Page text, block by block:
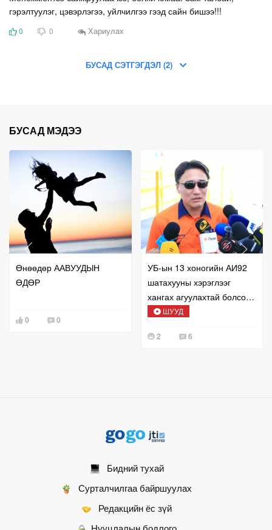
гэрэлтуулэг, цэвэрлэгээ, уйлчилгээ гээд сайн бишээ!!!
0 0 Хариулах
БУСАД СЭТГЭГДЭЛ (2)
БУСАД МЭДЭЭ
Өнөөдөр ААВУУДЫН
ӨДӨР
0 0
УБ-ын 13 хоногийн АИ92
шатахууны хэрэглээг
хангах агуулахтай болсон
талаар мэдээлж байна
ШУУД
2 6
Бидний тухай
Сурталчилгаа байршуулах
Редакцийн ёс зүй